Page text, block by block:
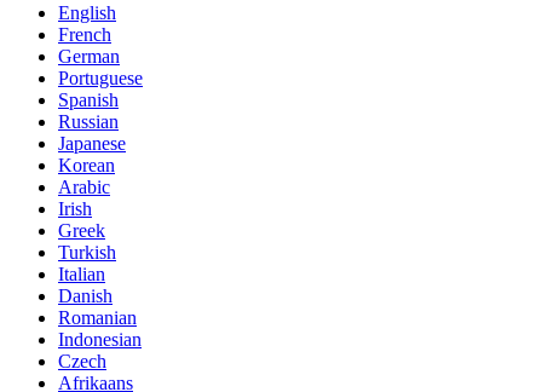
English
French
German
Portuguese
Spanish
Russian
Japanese
Korean
Arabic
Irish
Greek
Turkish
Italian
Danish
Romanian
Indonesian
Czech
Afrikaans